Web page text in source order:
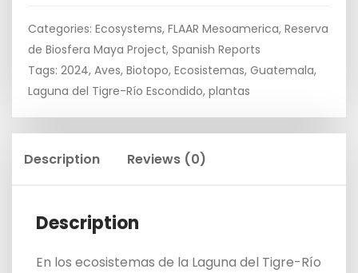
Categories: Ecosystems, FLAAR Mesoamerica, Reserva
de Biosfera Maya Project, Spanish Reports
Tags: 2024, Aves, Biotopo, Ecosistemas, Guatemala,
Laguna del Tigre-Río Escondido, plantas
Description Reviews (0)
Description
En los ecosistemas de la Laguna del Tigre-Río